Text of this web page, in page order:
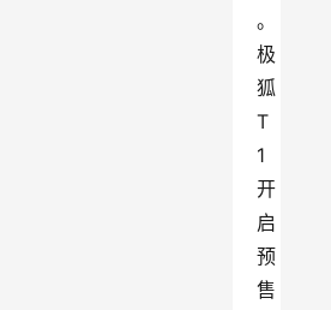
。
极
狐
T
1
开
启
预
售